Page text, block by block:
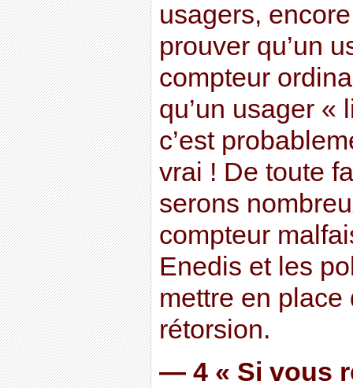
usagers,
prouver qu’un
compteur
qu’un usager
c’est
vrai ! De toute
serons
compteur
Enedis et les
mettre en
rétorsion.
— 4 « Si vous